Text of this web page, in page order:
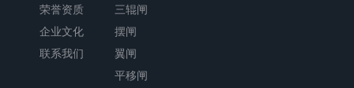
荣誉资质
企业文化
联系我们
三辊闸
摆闸
翼闸
平移闸